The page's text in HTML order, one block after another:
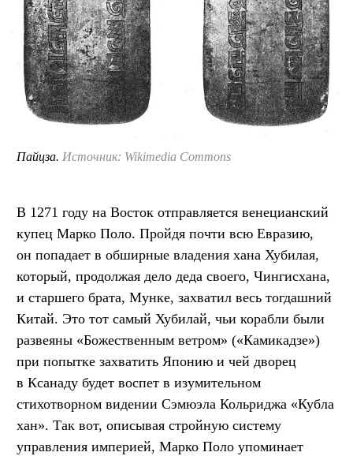
Пайцза. Источник: Wikimedia Commons
В 1271 году на Восток отправляется венецианский
купец Марко Поло. Пройдя почти всю Евразию,
он попадает в обширные владения хана Хубилая,
который, продолжая дело деда своего, Чингисхана,
и старшего брата, Мунке, захватил весь тогдашний
Китай. Это тот самый Хубилай, чьи корабли были
развеяны «Божественным ветром» («Камикадзе»)
при попытке захватить Японию и чей дворец
в Ксанаду будет воспет в изумительном
стихотворном видении Сэмюэла Кольриджа «Кубла
хан». Так вот, описывая стройную систему
управления империей, Марко Поло упоминает